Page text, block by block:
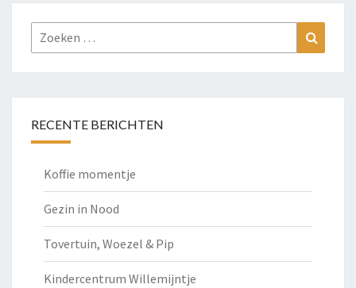
Zoeken
naar:
RECENTE BERICHTEN
Koffie momentje
Gezin in Nood
Tovertuin, Woezel & Pip
Kindercentrum Willemijntje